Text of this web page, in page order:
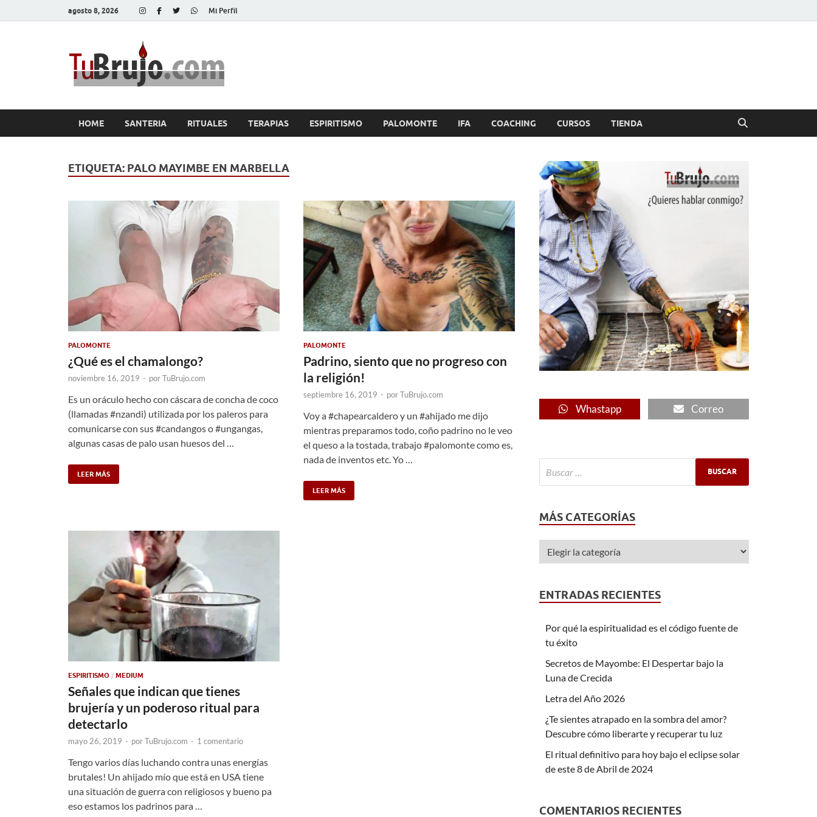
agosto 8, 2026 Mi Perfil
HOME SANTERIA RITUALES TERAPIAS ESPIRITISMO PALOMONTE IFA COACHING CURSOS TIENDA
ETIQUETA: PALO MAYIMBE EN MARBELLA
PALOMONTE
¿Qué es el chamalongo?
noviembre 16, 2019 - porTuBrujo.com
Es un oráculo hecho con cáscara de concha de coco
(llamadas #nzandi) utilizada por los paleros para
comunicarse con sus #candangos o #ungangas,
algunas casas de palo usan huesos del …
LEER MÁS
PALOMONTE
Padrino, siento que no progreso con
la religión!
septiembre 16, 2019 - porTuBrujo.com
Voy a #chapearcaldero y un #ahijado me dijo
mientras preparamos todo, coño padrino no le veo
el queso a la tostada, trabajo #palomonte como es,
nada de inventos etc. Yo …
LEER MÁS
ESPIRITISMO / MEDIUM
Señales que indican que tienes
brujería y un poderoso ritual para
detectarlo
mayo 26, 2019 - porTuBrujo.com - 1 comentario
Tengo varios días luchando contra unas energías
brutales! Un ahijado mío que está en USA tiene
una situación de guerra con religiosos y bueno pa
eso estamos los padrinos para …
Whastapp Correo
MÁS CATEGORÍAS
ENTRADAS RECIENTES
Por qué la espiritualidad es el código fuente de
tu éxito
Secretos de Mayombe: El Despertar bajo la
Luna de Crecida
Letra del Año 2026
¿Te sientes atrapado en la sombra del amor?
Descubre cómo liberarte y recuperar tu luz
El ritual definitivo para hoy bajo el eclipse solar
de este 8 de Abril de 2024
COMENTARIOS RECIENTES